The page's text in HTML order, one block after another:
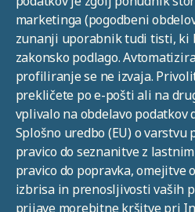
marketinga (pogodbeni
zunanji uporabnik tudi tisti, ki
zakonsko podlago.
profiliranje se ne izvaja.
prekličete po e-pošti ali na
vplivalo na obdelavo podatkov
Splošno uredbo (EU) o varstvu
pravico do seznanitve z
pravico do popravka, omejitve
izbrisa in prenosljivosti vaših
prijave morebitne kršitve pri